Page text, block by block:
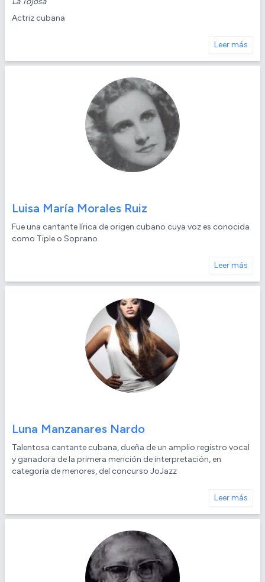
Actriz cubana
Leer más
Luisa María Morales Ruiz
Fue una cantante lírica de origen cubano cuya voz es conocida
como Tiple o Soprano
Leer más
Luna Manzanares Nardo
Talentosa cantante cubana, dueña de un amplio registro vocal
y ganadora de la primera mención de interpretación, en
categoría de menores, del concurso JoJazz
Leer más